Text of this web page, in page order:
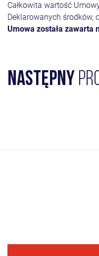
Całkowita wartość
Deklarowanych środków,
Umowa została zawarta
Następny